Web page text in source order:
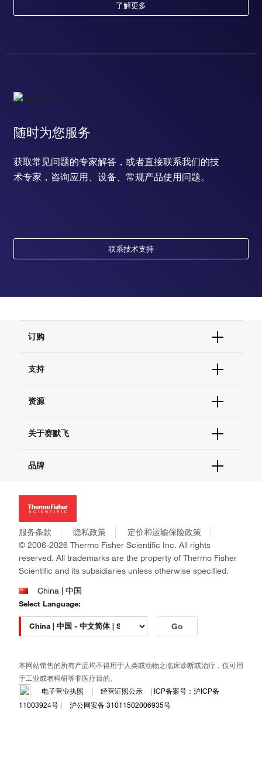
了解更多
随时为您服务
获取常见问题的专家解答，或者直接联系我们的技
术专家，咨询应用、设备、常规产品使用问题。
联系技术支持
订购
订单支持
现货供应中心
支持
联系我们 - 400 820 8982
查找文件&证书
资源
促销
社交媒体
关于赛默飞
招聘
新闻
社会责任
商标
政策和通知
品牌
Applied Biosystems
Invitrogen
Gibco
Ion Torrent
Unity Lab Services
Patheon
PPD
服务条款 隐私政策
定价和运输保险政策
© 2006-2026 Thermo Fisher Scientific Inc. All rights
reserved. All trademarks are the property of Thermo Fisher
Scientific and its subsidiaries unless otherwise specified.
China | 中国
Select Language:
Go
本网站销售的所有产品均不得用于人类或动物之临床诊断或治疗，仅可用
于工业或者科研等非医疗目的。
电子营业执照
| 经营证照公示 | ICP备案号：沪ICP备
11003924号 | 沪公网安备 31011502006935号